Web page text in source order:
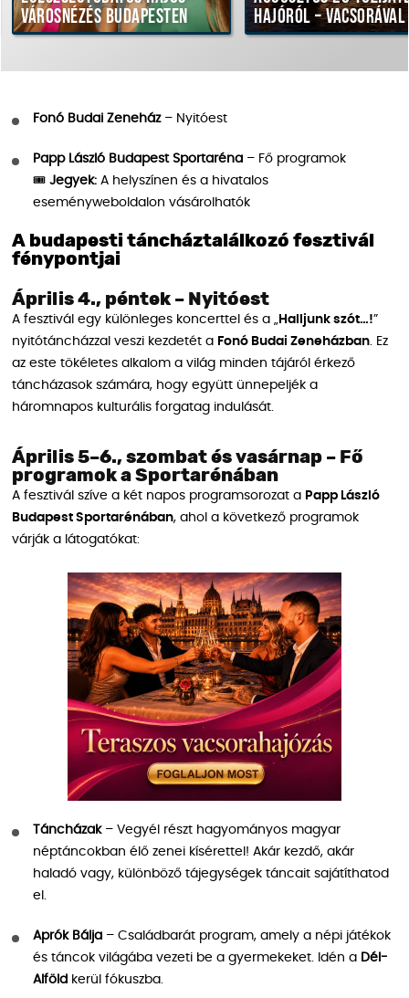
városnézés Budapesten
hajóról – vacsorával
Fonó Budai Zeneház– Nyitóest
Papp László Budapest Sportaréna – Fő programok
🎟 Jegyek: A helyszínen és a hivatalos
eseményweboldalon vásárolhatók
A budapesti táncháztalálkozó fesztivál
fénypontjai
Április 4., péntek – Nyitóest
A fesztivál egy különleges koncerttel és a „ Halljunk szót…!”
nyitótáncházzal veszi kezdetét a Fonó Budai Zeneházban. Ez
az este tökéletes alkalom a világ minden tájáról érkező
táncházasok számára, hogy együtt ünnepeljék a
háromnapos kulturális forgatag indulását.
Április 5–6., szombat és vasárnap – Fő
programok a Sportarénában
A fesztivál szíve a két napos programsorozat a Papp László
Budapest Sportarénában, ahol a következő programok
várják a látogatókat:
Táncházak– Vegyél részt hagyományos magyar
néptáncokban élő zenei kísérettel! Akár kezdő, akár
haladó vagy, különböző tájegységek táncait sajátíthatod
el.
Aprók Bálja – Családbarát program, amely a népi játékok
és táncok világába vezeti be a gyermekeket. Idén a Dél-
Alföld kerül fókuszba.